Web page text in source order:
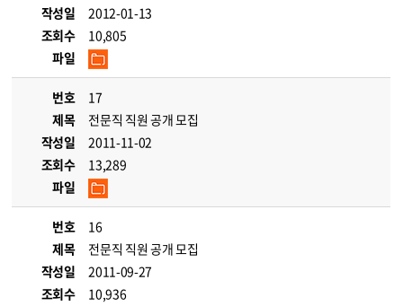
작성일
2012-01-13
조회수
10,805
파일
번호
17
제목
전문직 직원 공개 모집
작성일
2011-11-02
조회수
13,289
파일
번호
16
제목
전문직 직원 공개 모집
작성일
2011-09-27
조회수
10,936